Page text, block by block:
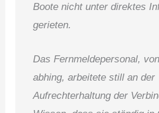
Boote nicht unter direktes
gerieten.
Das Fernmeldepersonal,
abhing, arbeitete still an der
Aufrechterhaltung der